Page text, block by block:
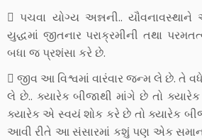
 પચવા યોગ્ય અન્નની..
યુદ્ધમાં જીતનાર પરાક્રમીની તથા
બધા જ પ્રશંસા કરે છે.
 જીવ આ વિશ્વમાં વારંવાર જન્મ લે છે. તે
લે છે.. ક્યારેક બીજાથી માંગે છે તો
ક્યારેક એ સ્વયં શોક કરે છે તો ક્યારેક
આવી રીતે આ સંસારમાં કશું પણ એક